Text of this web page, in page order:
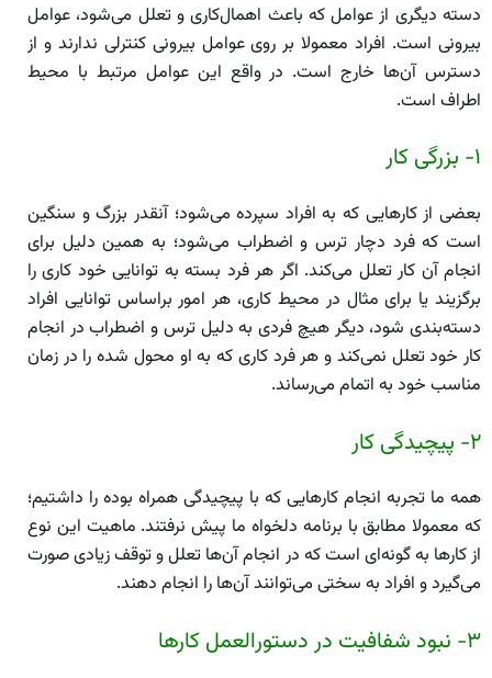
دسته دیگری از عوامل که باعث اهمال‌کاری و تعلل می‌شود، عوامل
بیرونی است. افراد معمولا بر روی عوامل بیرونی کنترلی ندارند و از
دسترس آن‌ها خارج است. در واقع این عوامل مرتبط با محیط
اطراف است.
۱- بزرگی کار
بعضی از کار‌هایی که به افراد سپرده می‌شود؛ آنقدر بزرگ و سنگین
است که فرد دچار ترس و اضطراب می‌شود؛ به همین دلیل برای
انجام آن کار تعلل می‌کند. اگر هر فرد بسته به توانایی خود کاری را
برگزیند یا برای مثال در محیط کاری، هر امور براساس توانایی افراد
دسته‌بندی شود، دیگر هیچ فردی به دلیل ترس و اضطراب در انجام
کار خود تعلل نمی‌کند و هر فرد کاری که به او محول شده را در زمان
مناسب خود به اتمام می‌رساند.
۲- پیچیدگی کار
همه ما تجربه انجام کار‌هایی که با پیچید‌گی همراه بوده را داشتیم؛
که معمولا مطابق با برنامه دلخواه ما پیش نرفتند. ماهیت این نوع
از کار‌ها به گونه‌ای است که در انجام آن‌ها تعلل و توقف زیادی صورت
می‌گیرد و افراد به سختی می‌توانند آن‌ها را انجام دهند.
۳- نبود شفافیت در دستورالعمل کار‌ها